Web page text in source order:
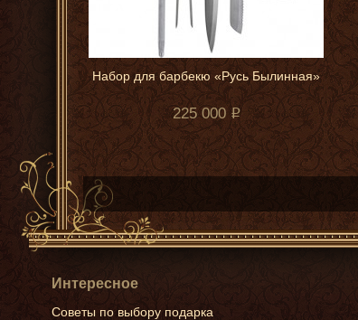
Набор для барбекю «Русь Былинная»
225 000
Интересное
Советы по выбору подарка